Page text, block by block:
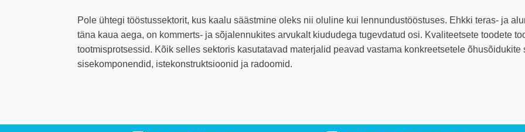
Pole ühtegi tööstussektorit, kus kaalu säästmine oleks nii oluline kui lennundustööstuses. Ehkki teras- ja
täna kaua aega, on kommerts- ja sõjalennukites arvukalt kiududega tugevdatud osi. Kvaliteetsete toodete
tootmisprotsessid. Kõik selles sektoris kasutatavad materjalid peavad vastama konkreetsetele
sisekomponendid, istekonstruktsioonid ja radoomid.